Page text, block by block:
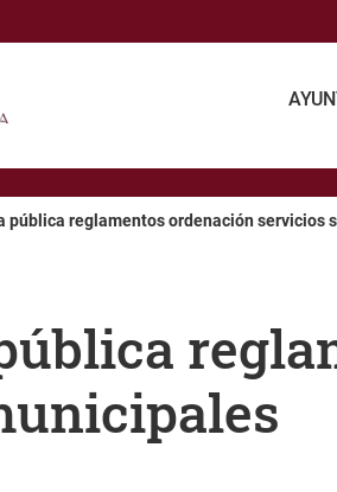
pública reglamentos ordenación servicios